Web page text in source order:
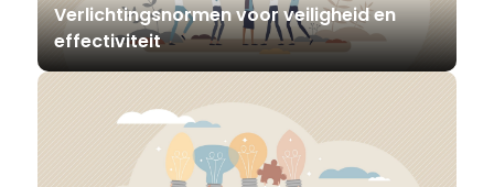
Verlichtingsnormen voor veiligheid en
effectiviteit